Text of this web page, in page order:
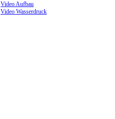
Video Aufbau
Video Wasserdruck